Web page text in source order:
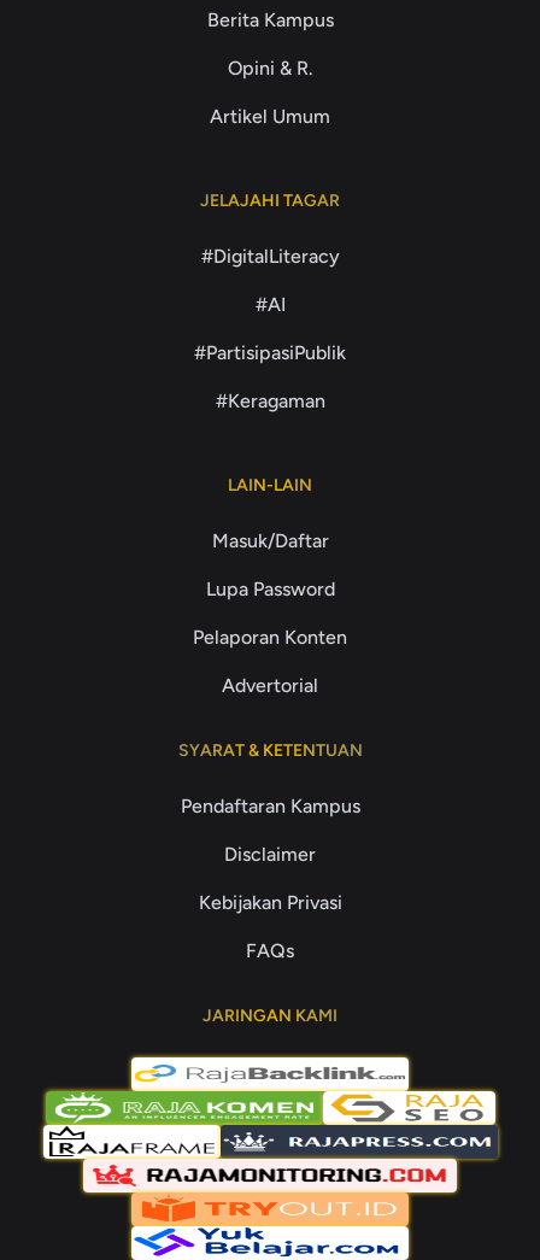
Berita Kampus
Opini & R.
Artikel Umum
JELAJAHI TAGAR
#DigitalLiteracy
#AI
#PartisipasiPublik
#Keragaman
LAIN-LAIN
Masuk/Daftar
Lupa Password
Pelaporan Konten
Advertorial
SYARAT & KETENTUAN
Pendaftaran Kampus
Disclaimer
Kebijakan Privasi
FAQs
JARINGAN KAMI